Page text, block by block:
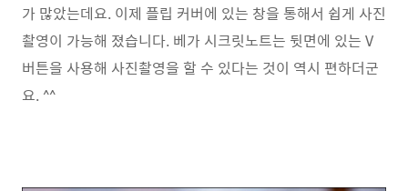
가 많았는데요. 이제 플립 커버에 있는 창을 통해서 쉽게 사진
촬영이 가능해 졌습니다. 베가 시크릿노트는 뒷면에 있는 V
버튼을 사용해 사진촬영을 할 수 있다는 것이 역시 편하더군
요. ^^